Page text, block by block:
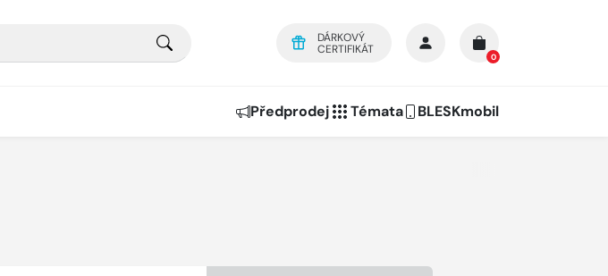
DÁRKOVÝ
CERTIFIKÁT
0
Předprodej Témata BLESKmobil